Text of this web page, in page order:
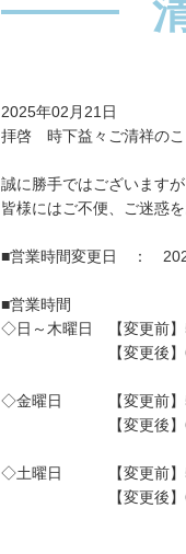
2025年02月21日
拝啓 時下益々ご清祥のこ
誠に勝手ではございます
皆様にはご不便、ご迷惑
■営業時間変更日 ：
■営業時間
◇日～木曜日 【変更前】
【変更後】6:00～
◇金曜日 【変更前】
【変更後】6:00～
◇土曜日 【変更前】
【変更後】6:00～